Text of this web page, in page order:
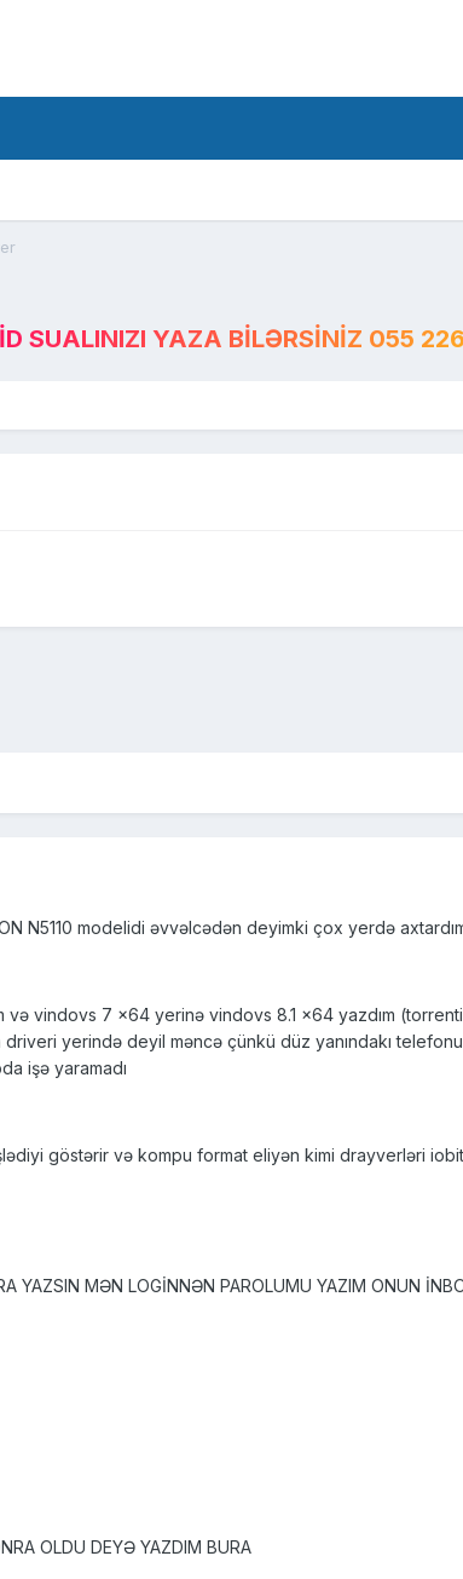
SUALINIZI YAZA BILƏRSINIZ 055
N5110 modelidi əvvəlcədən deyimki çox yerdə
vindovs 7 x64 yerinə vindovs 8.1 x64 yazdım
yerində deyil məncə çünkü düz yanındakı
işə yaramadı
göstərir və kompu format eliyən kimi drayverləri iobit
MƏN LOGİNNƏN PAROLUMU YAZIM ONUN
OLDU DEYƏ YAZDIM BURA